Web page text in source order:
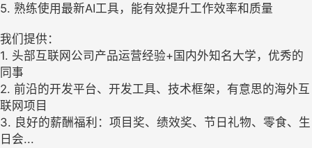
5. 熟练使用最新AI工具，能有效提升工作效率和质量
我们提供：
1. 头部互联网公司产品运营经验+国内外知名大学，优秀的
同事
2. 前沿的开发平台、开发工具、技术框架，有意思的海外互
联网项目
3. 良好的薪酬福利：项目奖、绩效奖、节日礼物、零食、生
日会...